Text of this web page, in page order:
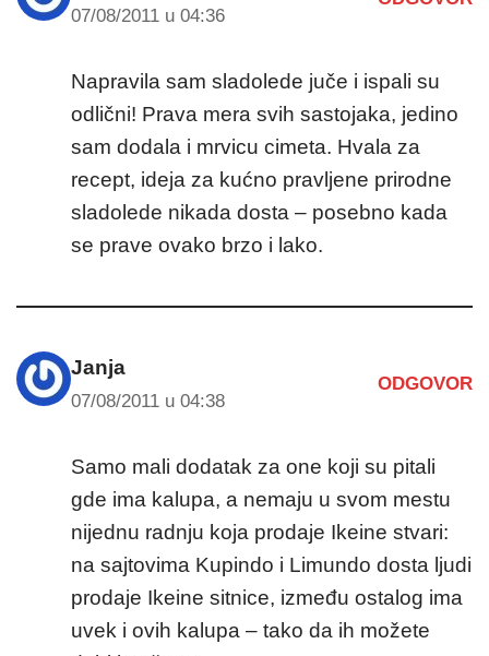
07/08/2011 u 04:36
Napravila sam sladolede juče i ispali su
odlični! Prava mera svih sastojaka, jedino
sam dodala i mrvicu cimeta. Hvala za
recept, ideja za kućno pravljene prirodne
sladolede nikada dosta – posebno kada
se prave ovako brzo i lako.
Janja
07/08/2011 u 04:38
ODGOVOR
Samo mali dodatak za one koji su pitali
gde ima kalupa, a nemaju u svom mestu
nijednu radnju koja prodaje Ikeine stvari:
na sajtovima Kupindo i Limundo dosta ljudi
prodaje Ikeine sitnice, između ostalog ima
uvek i ovih kalupa – tako da ih možete